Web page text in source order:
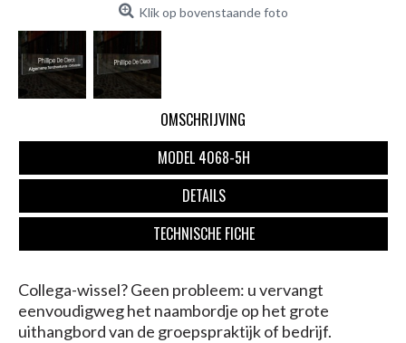
Klik op bovenstaande foto
OMSCHRIJVING
MODEL 4068-5H
DETAILS
TECHNISCHE FICHE
Collega-wissel? Geen probleem: u vervangt
eenvoudigweg het naambordje op het grote
uithangbord van de groepspraktijk of bedrijf.